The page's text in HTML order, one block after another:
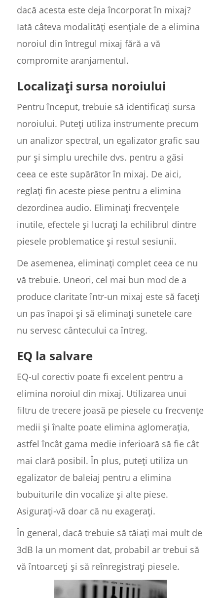
dacă acesta este deja încorporat în mixaj?
Iată câteva modalități esențiale de a elimina
noroiul din întregul mixaj fără a vă
compromite aranjamentul.
Localizați sursa noroiului
Pentru început, trebuie să identificați sursa
noroiului. Puteți utiliza instrumente precum
un analizor spectral, un egalizator grafic sau
pur și simplu urechile dvs. pentru a găsi
ceea ce este supărător în mixaj. De aici,
reglați fin aceste piese pentru a elimina
dezordinea audio. Eliminați frecvențele
inutile, efectele și lucrați la echilibrul dintre
piesele problematice și restul sesiunii.
De asemenea, eliminați complet ceea ce nu
vă trebuie. Uneori, cel mai bun mod de a
produce claritate într-un mixaj este să faceți
un pas înapoi și să eliminați sunetele care
nu servesc cântecului ca întreg.
EQ la salvare
EQ-ul corectiv poate fi excelent pentru a
elimina noroiul din mixaj. Utilizarea unui
filtru de trecere joasă pe piesele cu frecvențe
medii și înalte poate elimina aglomerația,
astfel încât gama medie inferioară să fie cât
mai clară posibil. În plus, puteți utiliza un
egalizator de baleiaj pentru a elimina
bubuiturile din vocalize și alte piese.
Asigurați-vă doar că nu exagerați.
În general, dacă trebuie să tăiați mai mult de
3dB la un moment dat, probabil ar trebui să
vă întoarceți și să reînregistrați piesele.